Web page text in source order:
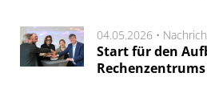
04.05.2026 •
Start für den